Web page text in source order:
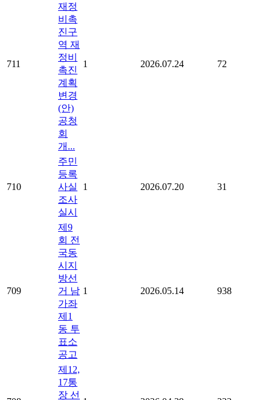
711
재정
비촉
진구
역 재
정비
촉진
계획
변경
(안)
공청
회
개...
1 2026.07.24 72
710
주민
등록
사실
조사
실시
1 2026.07.20 31
709
제9
회 전
국동
시지
방선
거 남
가좌
제1
동 투
표소
공고
1 2026.05.14 938
제12,
17통
장 선